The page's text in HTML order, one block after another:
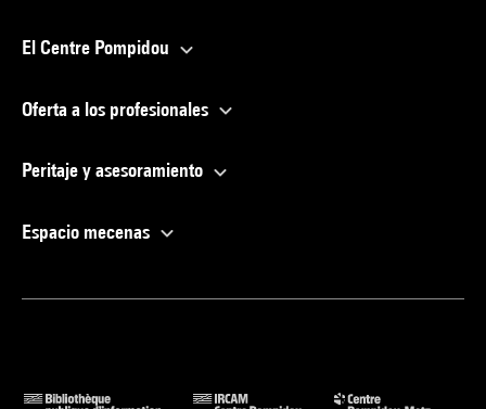
El Centre Pompidou
Oferta a los profesionales
Peritaje y asesoramiento
Espacio mecenas